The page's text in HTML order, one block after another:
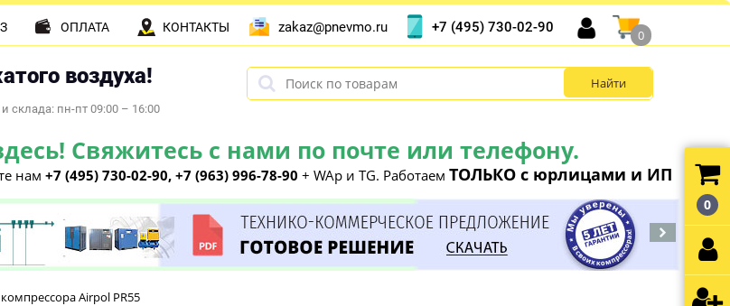
воздуха!
склада: пн-пт 09:00 – 16:00
Свяжитесь с нами по почте или телефону.
нам +7 (495) 730-02-90, +7 (963) 996-78-90 + WAp и TG. Работаем ТОЛЬКО с юрлицами и ИП
ОПЛАТА КОНТАКТЫ zakaz@pnevmo.ru +7 (495) 730-02-90
0
Airpol PR55
0